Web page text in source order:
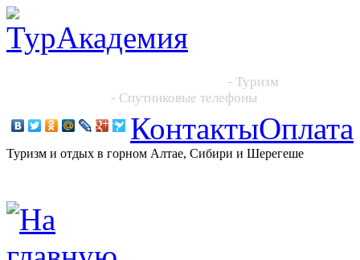
- Туризм
- Спутниковые телефоны
КонтактыОплата
Туризм и отдых в горном Алтае, Сибири и Шерегеше